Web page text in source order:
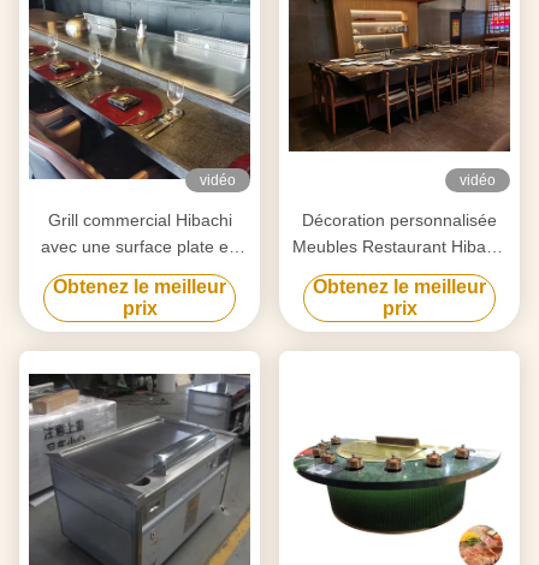
vidéo
Grill commercial Hibachi
avec une surface plate en
acier allié personnalisé
Obtenez le meilleur
prix
vidéo
Décoration personnalisée
Meubles Restaurant Hibachi
Grill Plage de température
50-300C
Obtenez le meilleur
prix